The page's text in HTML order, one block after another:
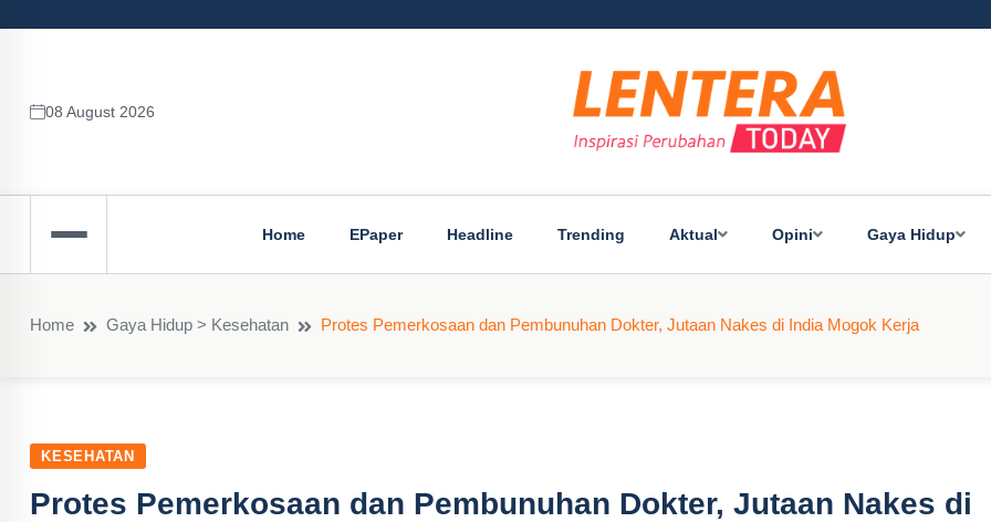
08 August 2026
Home EPaper Headline Trending Aktual Opini Gaya Hidup
Home Gaya Hidup > Kesehatan Protes Pemerkosaan dan Pembunuhan Dokter, Jutaan Nakes di India Mogok Kerja
KESEHATAN
Protes Pemerkosaan dan Pembunuhan Dokter, Jutaan Nakes di